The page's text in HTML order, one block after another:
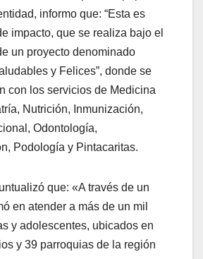
informo que: “Esta es
impacto, que se realiza bajo el
un proyecto denominado
y Felices”, donde se
con los servicios de Medicina
Nutrición, Inmunización,
Odontología,
Podología y Pintacaritas.
que: «A través de un
en atender a más de un mil
y adolescentes, ubicados en
y 39 parroquias de la región